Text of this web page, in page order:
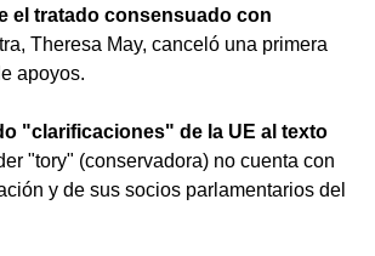
el tratado consensuado con
Theresa May, canceló una primera
apoyos.
"clarificaciones" de la UE al texto
"tory" (conservadora) no cuenta con
y de sus socios parlamentarios del